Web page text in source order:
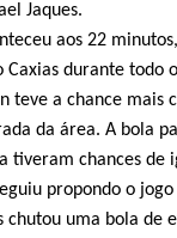
Jaques.
aos 22
Caxias durante todo
teve a chance
da área. A bola
tiveram chances de
propondo o
chutou uma bola